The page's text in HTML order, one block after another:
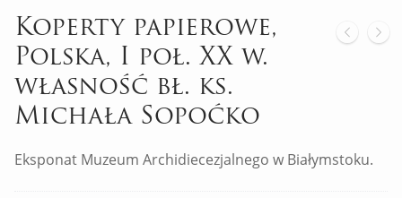
Koperty papierowe,
Polska, I poł. XX w.
własność bł. ks.
Michała Sopoćko
Eksponat Muzeum Archidiecezjalnego w Białymstoku.